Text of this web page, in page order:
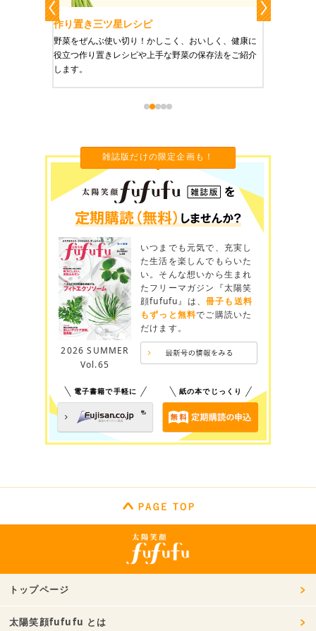
作り置き三ツ星レシピ
野菜をぜんぶ使い切り！かしこく、おいしく、健康に
役立つ作り置きレシピや上手な野菜の保存法をご紹介
します。
雑誌版だけの限定企画も！
2026 SUMMER
Vol.65
いつまでも元気で、充実し
た生活を楽しんでもらいた
い。そんな想いから生まれ
たフリーマガジン『太陽笑
顔fufufu』は、 冊子も送料
もずっと無料でご購読いた
だけます。
電子書籍で手軽に 紙の本でじっくり
トップページ
太陽笑顔fufufu とは